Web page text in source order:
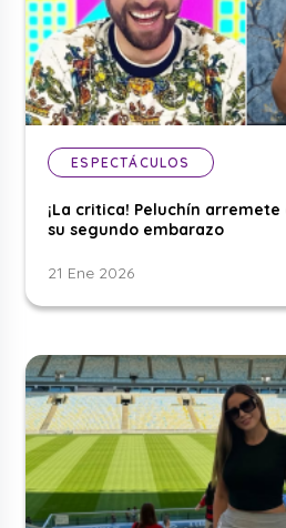
ESPECTÁCULOS
¡La critica! Peluchín
su segundo embarazo
21 Ene 2026